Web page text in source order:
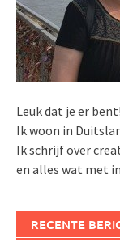
Leuk dat je er
Ik woon in
Ik schrijf over
en alles wat met
RECENTE